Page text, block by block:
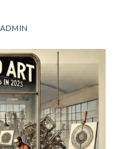
ADMIN